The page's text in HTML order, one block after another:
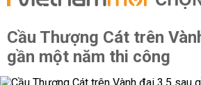
Cầu Thượng Cát trên
gần một năm thi công